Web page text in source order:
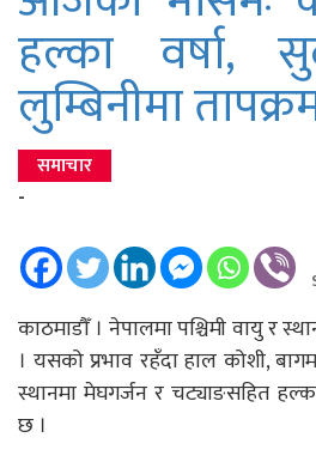
हल्का वर्षा,
लुम्बिनीमा
समाचार
-
काठमाडौँ । नेपालमा पश्चिमी वायु र
। यसको प्रभाव रहँदा हाल कोशी,
स्थानमा मेघगर्जन र चट्याङसहित
छ ।